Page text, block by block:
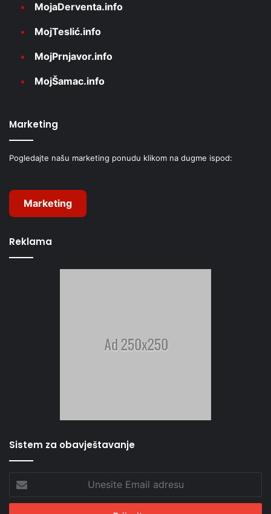
MojaDerventa.info
MojTeslić.info
MojPrnjavor.info
MojŠamac.info
Marketing
Pogledajte našu marketing ponudu klikom na dugme ispod:
Marketing
Reklama
Sistem za obavještavanje
Email
adresu